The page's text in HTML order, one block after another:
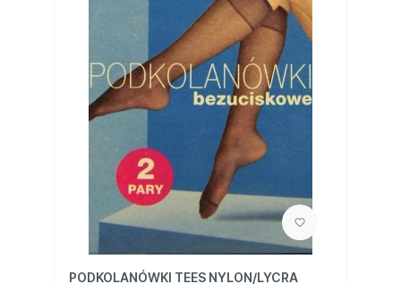
PODKOLANÓWKI TEES NYLON/LYCRA